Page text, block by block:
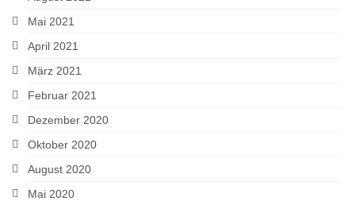
Mai 2021
April 2021
März 2021
Februar 2021
Dezember 2020
Oktober 2020
August 2020
Mai 2020